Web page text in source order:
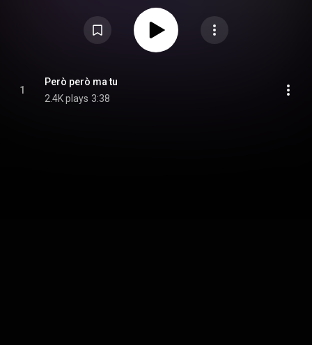
1
Però però ma tu
2.4K plays 3:38